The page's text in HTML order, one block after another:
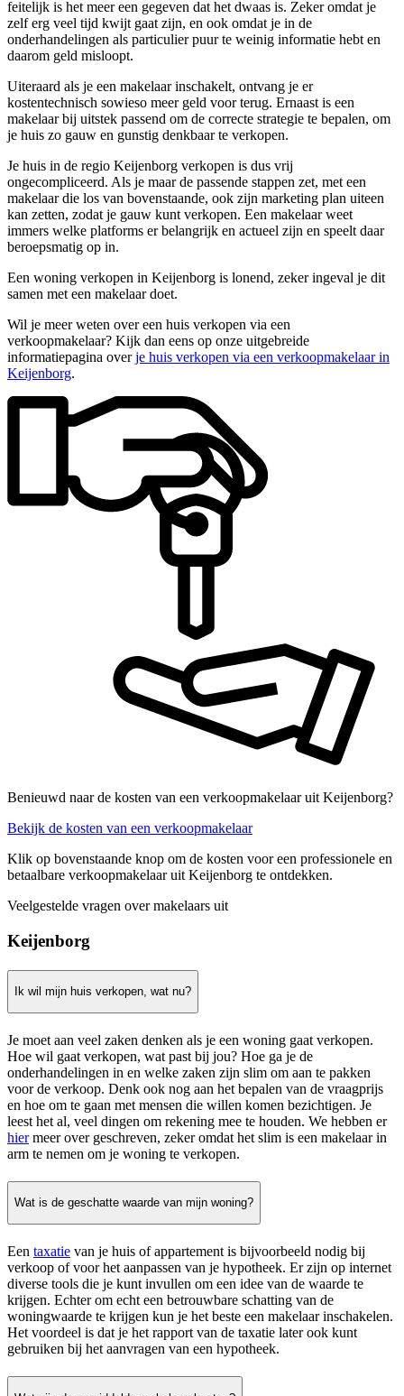
feitelijk is het meer een gegeven dat het dwaas is. Zeker omdat je
zelf erg veel tijd kwijt gaat zijn, en ook omdat je in de
onderhandelingen als particulier puur te weinig informatie hebt en
daarom geld misloopt.
Uiteraard als je een makelaar inschakelt, ontvang je er
kostentechnisch sowieso meer geld voor terug. Ernaast is een
makelaar bij uitstek passend om de correcte strategie te bepalen, om
je huis zo gauw en gunstig denkbaar te verkopen.
Je huis in de regio Keijenborg verkopen is dus vrij
ongecompliceerd. Als je maar de passende stappen zet, met een
makelaar die los van bovenstaande, ook zijn marketing plan uiteen
kan zetten, zodat je gauw kunt verkopen. Een makelaar weet
immers welke platforms er belangrijk en actueel zijn en speelt daar
beroepsmatig op in.
Een woning verkopen in Keijenborg is lonend, zeker ingeval je dit
samen met een makelaar doet.
Wil je meer weten over een huis verkopen via een
verkoopmakelaar? Kijk dan eens op onze uitgebreide
informatiepagina overje huis verkopen via een verkoopmakelaar in
Keijenborg.
Benieuwd naar de kosten van een verkoopmakelaar uit Keijenborg?
Bekijk de kosten van een verkoopmakelaar
Klik op bovenstaande knop om de kosten voor een professionele en
betaalbare verkoopmakelaar uit Keijenborg te ontdekken.
Veelgestelde vragen over makelaars uit
Keijenborg
Ik wil mijn huis verkopen, wat nu?
Je moet aan veel zaken denken als je een woning gaat verkopen.
Hoe wil gaat verkopen, wat past bij jou? Hoe ga je de
onderhandelingen in en welke zaken zijn slim om aan te pakken
voor de verkoop. Denk ook nog aan het bepalen van de vraagprijs
en hoe om te gaan met mensen die willen komen bezichtigen. Je
leest het al, veel dingen om rekening mee te houden. We hebben er
hiermeer over geschreven, zeker omdat het slim is een makelaar in
arm te nemen om je woning te verkopen.
Wat is de geschatte waarde van mijn woning?
Een taxatie van je huis of appartement is bijvoorbeeld nodig bij
verkoop of voor het aanpassen van je hypotheek. Er zijn op internet
diverse tools die je kunt invullen om een idee van de waarde te
krijgen. Echter om echt een betrouwbare schatting van de
woningwaarde te krijgen kun je het beste een makelaar inschakelen.
Het voordeel is dat je het rapport van de taxatie later ook kunt
gebruiken bij het aanvragen van een hypotheek.